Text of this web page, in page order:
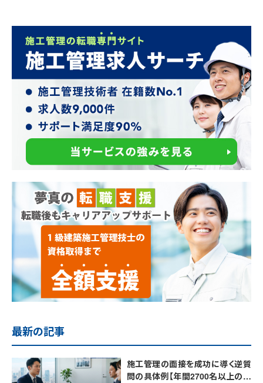
最新の記事
施工管理の面接を成功に導く逆質
問の具体例【年間2700名以上の施